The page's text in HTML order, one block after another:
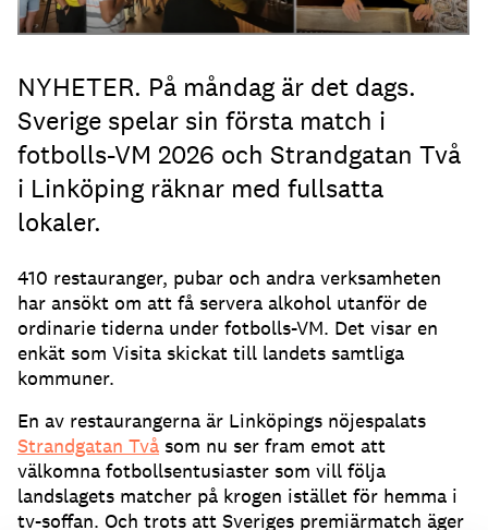
NYHETER. På måndag är det dags.
Sverige spelar sin första match i
fotbolls-VM 2026 och Strandgatan Två
i Linköping räknar med fullsatta
lokaler.
410 restauranger, pubar och andra verksamheten
har ansökt om att få servera alkohol utanför de
ordinarie tiderna under fotbolls-VM. Det visar en
enkät som Visita skickat till landets samtliga
kommuner.
En av restaurangerna är Linköpings nöjespalats
Strandgatan Två som nu ser fram emot att
välkomna fotbollsentusiaster som vill följa
landslagets matcher på krogen istället för hemma i
tv-soffan. Och trots att Sveriges premiärmatch äger